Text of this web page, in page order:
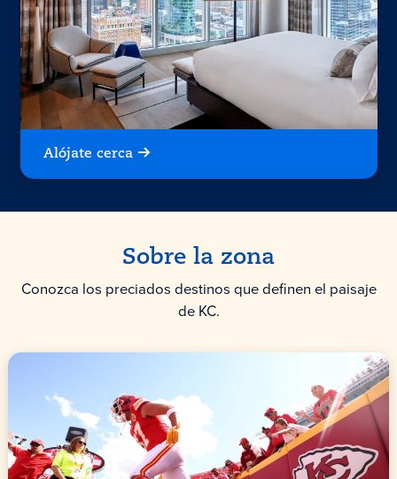
Alójate cerca
Sobre la zona
Conozca los preciados destinos que definen el paisaje
de KC.